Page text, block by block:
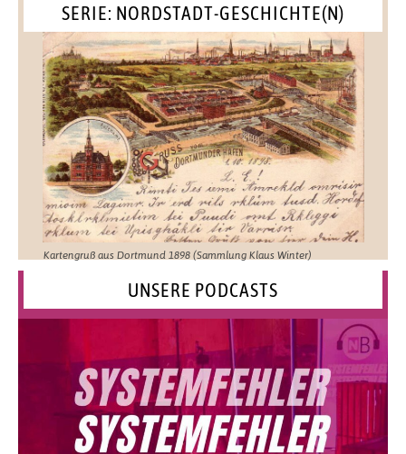
SERIE: NORDSTADT-GESCHICHTE(N)
Kartengruß aus Dortmund 1898 (Sammlung Klaus Winter)
UNSERE PODCASTS